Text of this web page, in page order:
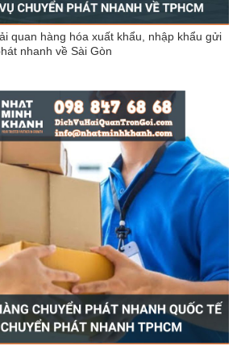
quan hàng hóa xuất khẩu, nhập khẩu gửi
nhanh về Sài Gòn